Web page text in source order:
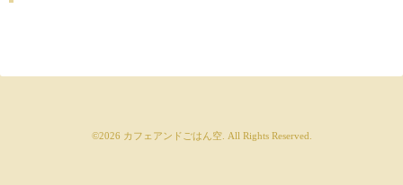
©2026 カフェアンドごはん空. All Rights Reserved.